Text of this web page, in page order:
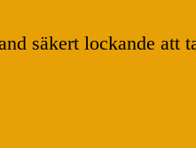
säkert lockande att